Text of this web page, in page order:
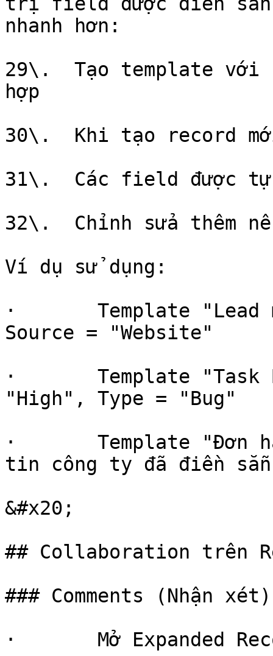
nhanh hơn:
29\.  Tạo template với
hợp
30\.  Khi tạo record
31\.  Các field được tự
32\.  Chỉnh sửa thêm
Ví dụ sử dụng:
·       Template "Lead
Source = "Website"
·       Template
"High", Type = "Bug"
·       Template "Đơn
tin công ty đã điền sẵn
&#x20;
## Collaboration trên
### Comments (Nhận xét)
·       Mở Expanded